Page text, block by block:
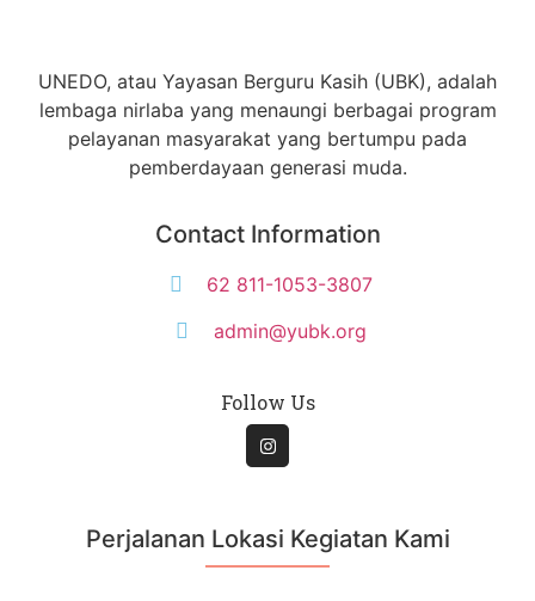
UNEDO, atau Yayasan Berguru Kasih (UBK), adalah
lembaga nirlaba yang menaungi berbagai program
pelayanan masyarakat yang bertumpu pada
pemberdayaan generasi muda.
Contact Information
62 811-1053-3807
admin@yubk.org
Follow Us
Perjalanan Lokasi Kegiatan Kami